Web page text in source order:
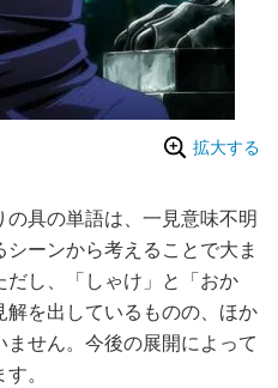
拡大する
具の単語は、一見意味不明
ーンから考えることで大ま
し、「しゃけ」と「おか
を出しているものの、ほか
せん。今後の展開によって
。